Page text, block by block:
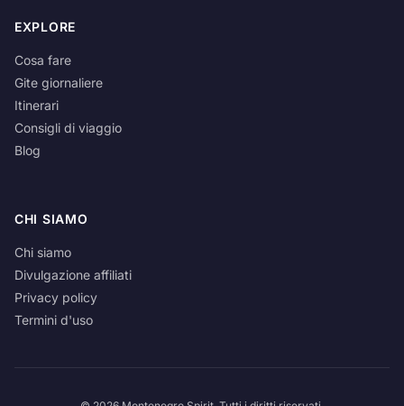
EXPLORE
Cosa fare
Gite giornaliere
Itinerari
Consigli di viaggio
Blog
CHI SIAMO
Chi siamo
Divulgazione affiliati
Privacy policy
Termini d'uso